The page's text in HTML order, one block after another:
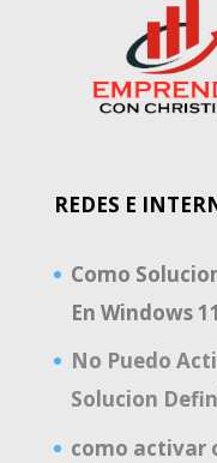
REDES E
Como
En Windows
No Puedo
Solucion
como activar